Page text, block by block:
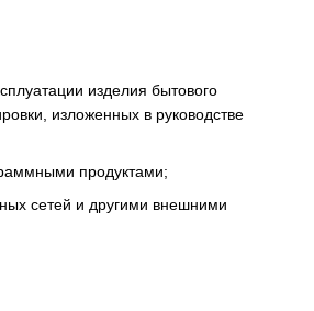
изделия бытового
изложенных в руководстве
продуктами;
сетей и другими внешними